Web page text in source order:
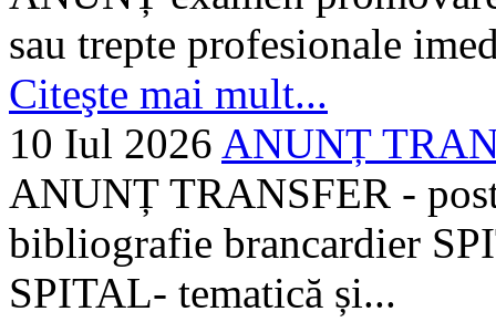
sau trepte profesionale
Citeşte mai mult...
10 Iul 2026 ANUNȚ
ANUNȚ TRANSFER -
bibliografie brancardier
SPITAL- tematică și...